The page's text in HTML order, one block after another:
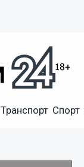
Транспорт Спорт